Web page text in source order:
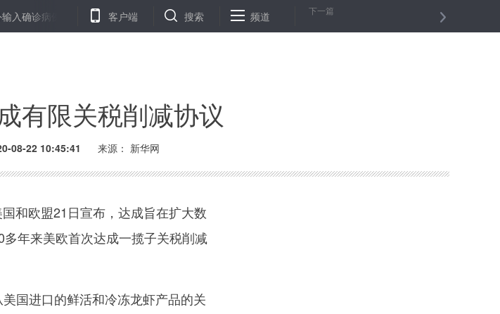
病例和13例无症状感染者 佟桂莉（女）任杭州市委副书记 坦桑尼亚西北部发生一起交通事故 至少8人
客户端 搜索 频道 下一篇
有限关税削减协议
08-22 10:45:41 来源： 新华网
和欧盟21日宣布，达成旨在扩大数
年来美欧首次达成一揽子关税削减
国进口的鲜活和冷冻龙虾产品的关